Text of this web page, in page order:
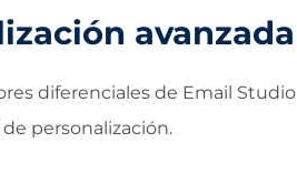
avanzada
diferenciales de Email Studio
personalización.